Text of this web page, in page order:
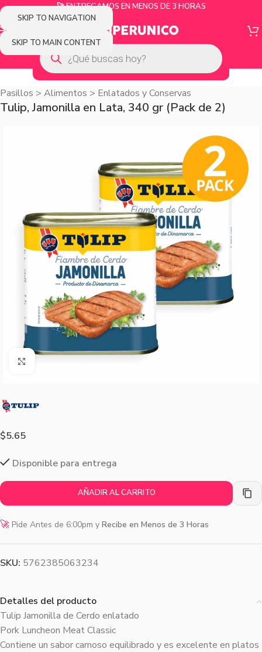
SKIP TO NAVIGATION
SKIP TO MAIN CONTENT
🚀 ENTREGAMOS EN MENOS DE 3 HORAS
Pasillos > Alimentos > Enlatados y Conservas
Tulip, Jamonilla en Lata, 340 gr (Pack de 2)
$5.65
Disponible para entrega
AÑADIR AL CARRITO
🚀 Pide Antes de 6:00pm y Recibe en Menos de 3 Horas
SKU: 5762385063234
Detalles del producto
Tulip Jamonilla de Cerdo enlatado
Pork Luncheon Meat Classic
Contiene un sabor carnoso equilibrado y es excelente en platos